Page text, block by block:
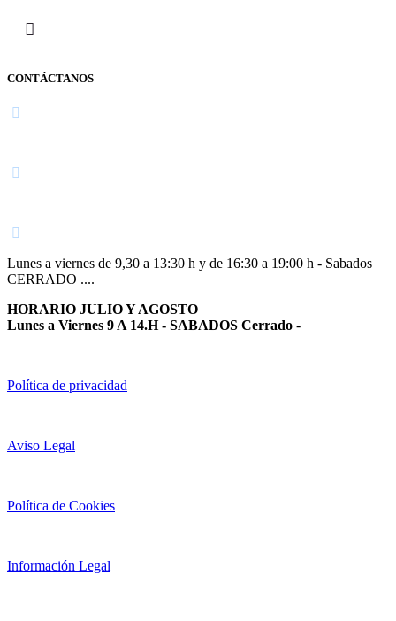
CONTÁCTANOS
Lunes a viernes de 9,30 a 13:30 h y de 16:30 a 19:00 h - Sabados
CERRADO ....
HORARIO JULIO Y AGOSTO
Lunes a Viernes 9 A 14.H - SABADOS Cerrado -
Política de privacidad
Aviso Legal
Política de Cookies
Información Legal